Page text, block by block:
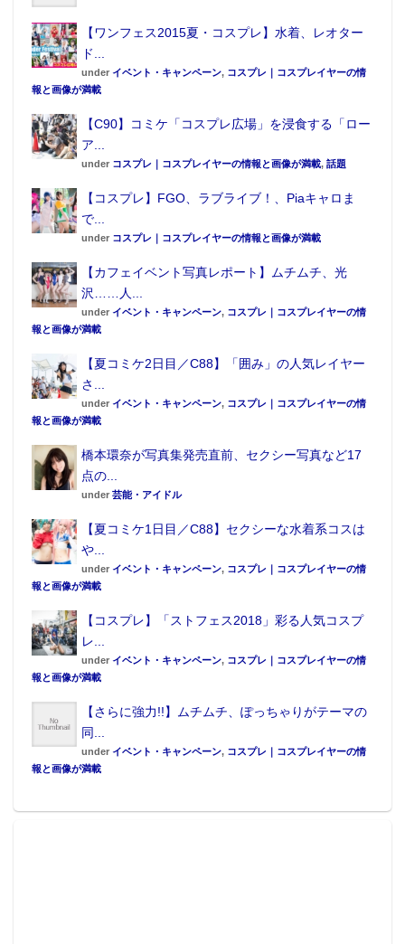
【ワンフェス2015夏・コスプレ】水着、レオター
ド...
under イベント・キャンペーン, コスプレ｜コスプレイヤーの情
報と画像が満載
【C90】コミケ「コスプレ広場」を浸食する「ロー
ア...
under コスプレ｜コスプレイヤーの情報と画像が満載, 話題
【コスプレ】FGO、ラブライブ！、Piaキャロま
で...
under コスプレ｜コスプレイヤーの情報と画像が満載
【カフェイベント写真レポート】ムチムチ、光
沢……人...
under イベント・キャンペーン, コスプレ｜コスプレイヤーの情
報と画像が満載
【夏コミケ2日目／C88】「囲み」の人気レイヤー
さ...
under イベント・キャンペーン, コスプレ｜コスプレイヤーの情
報と画像が満載
橋本環奈が写真集発売直前、セクシー写真など17
点の...
under 芸能・アイドル
【夏コミケ1日目／C88】セクシーな水着系コスは
や...
under イベント・キャンペーン, コスプレ｜コスプレイヤーの情
報と画像が満載
【コスプレ】「ストフェス2018」彩る人気コスプ
レ...
under イベント・キャンペーン, コスプレ｜コスプレイヤーの情
報と画像が満載
【さらに強力!!】ムチムチ、ぽっちゃりがテーマの
同...
under イベント・キャンペーン, コスプレ｜コスプレイヤーの情
報と画像が満載